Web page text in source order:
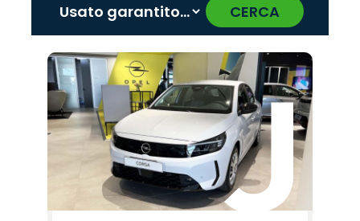
CERCA
Promo
Cupra
Promo
Jaecoo
Promo
Seat
Promo
Jeep
Promo
Lancia
Promo
Abarth
Promo
Alfa
Romeo
Promo
Mazda
Promo
Opel
Promo
Omoda
Promo
Hyundai
Promo
Fiat
Promo
Citroën
Promo
Land
Rover
Promo
Peugeot
‹ ›